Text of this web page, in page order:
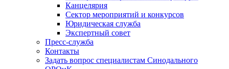
Канцелярия
Сектор мероприятий и конкурсов
Юридическая служба
Экспертный совет
Пресс-служба
Контакты
Задать вопрос специалистам Синодального